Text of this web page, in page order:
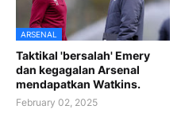
ARSENAL
Taktikal 'bersalah' Emery
dan kegagalan Arsenal
mendapatkan Watkins.
February 02, 2025